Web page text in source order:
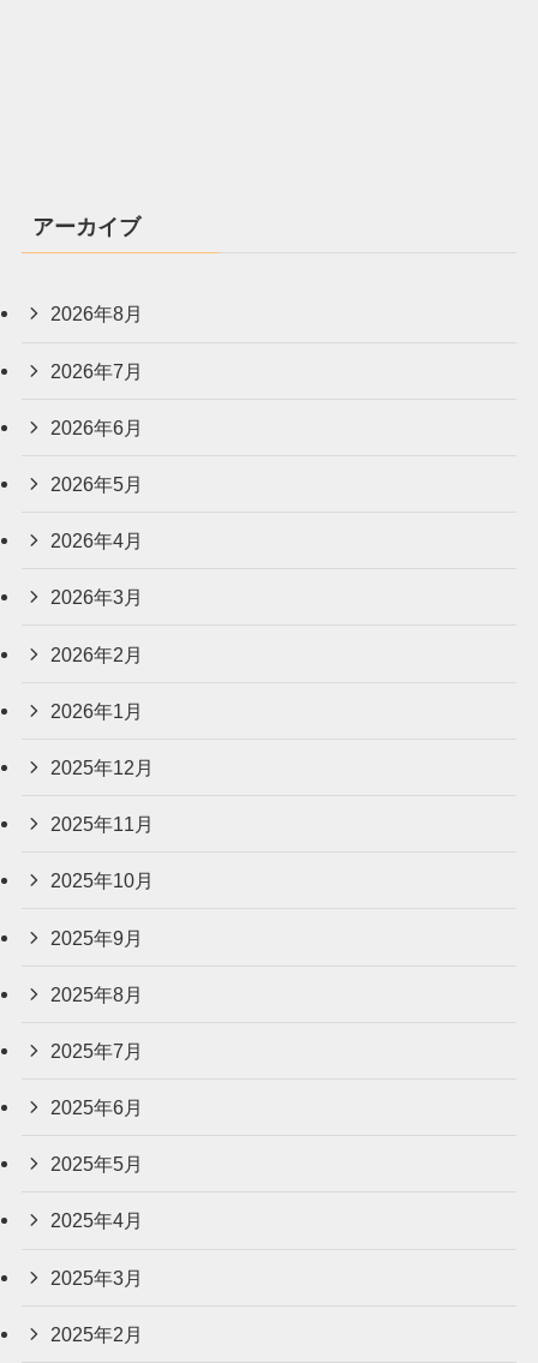
アーカイブ
2026年8月
2026年7月
2026年6月
2026年5月
2026年4月
2026年3月
2026年2月
2026年1月
2025年12月
2025年11月
2025年10月
2025年9月
2025年8月
2025年7月
2025年6月
2025年5月
2025年4月
2025年3月
2025年2月